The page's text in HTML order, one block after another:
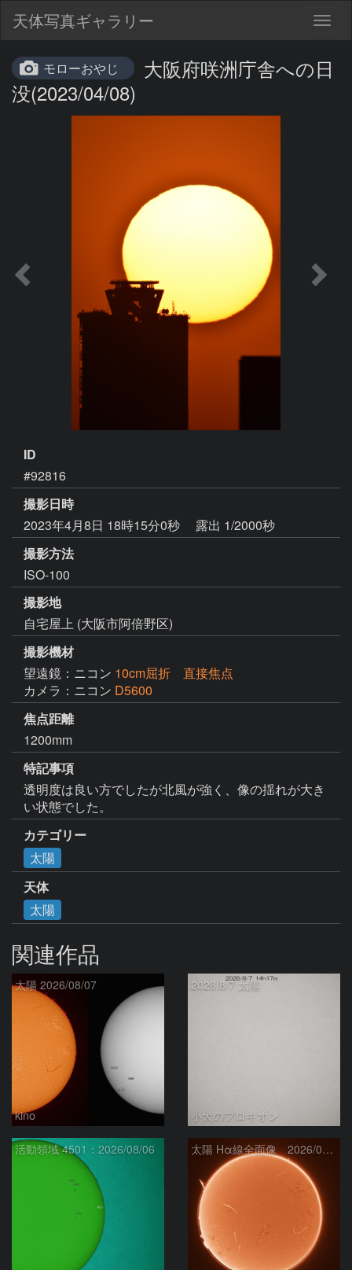
天体写真ギャラリー
モローおやじ
大阪府咲洲庁舎への日
没(2023/04/08)
ID
#92816
撮影日時
2023年4月8日 18時15分0秒
露出 1/2000秒
撮影方法
ISO-100
撮影地
自宅屋上 (大阪市阿倍野区)
撮影機材
望遠鏡：ニコン 10cm屈折 直接焦点
カメラ：ニコン D5600
焦点距離
1200mm
特記事項
透明度は良い方でしたが北風が強く、像の揺れが大き
い状態でした。
カテゴリー
太陽
天体
太陽
関連作品
太陽 2026/08/07
kino
2026/8/7 太陽
小犬のプロキオン
活動領域 4501：2026/08/06 太陽 Hα線全面像 2026/08/07